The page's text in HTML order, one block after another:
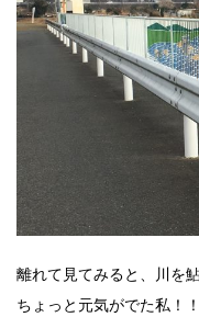
離れて見てみると、川を
ちょっと元気がでた私！